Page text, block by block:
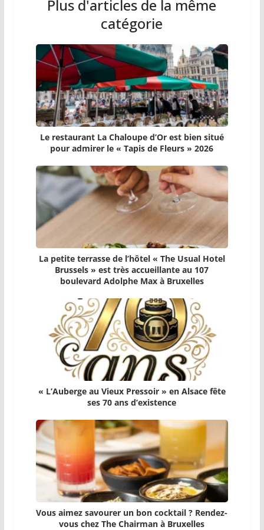
Plus d'articles de la même
catégorie
Le restaurant La Chaloupe d’Or est bien situé
pour admirer le « Tapis de Fleurs » 2026
La petite terrasse de l’hôtel « The Usual Hotel
Brussels » est très accueillante au 107
boulevard Adolphe Max à Bruxelles
« L’Auberge au Vieux Pressoir » en Alsace fête
ses 70 ans d’existence
Vous aimez savourer un bon cocktail ? Rendez-
vous chez The Chairman à Bruxelles